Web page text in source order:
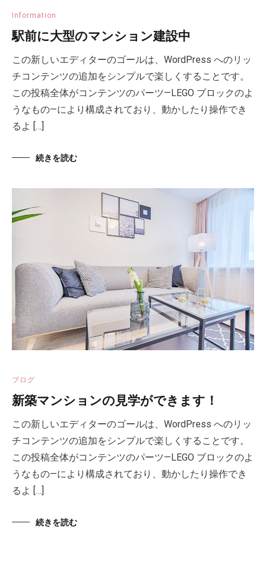
Information
駅前に大型のマンション建設中
この新しいエディターのゴールは、WordPress へのリッ
チコンテンツの追加をシンプルで楽しくすることです。
この投稿全体がコンテンツのパーツ—LEGO ブロックのよ
うなもの—により構成されており、動かしたり操作でき
るよ […]
続きを読む
ブログ
新築マンションの見学ができます！
この新しいエディターのゴールは、WordPress へのリッ
チコンテンツの追加をシンプルで楽しくすることです。
この投稿全体がコンテンツのパーツ—LEGO ブロックのよ
うなもの—により構成されており、動かしたり操作でき
るよ […]
続きを読む